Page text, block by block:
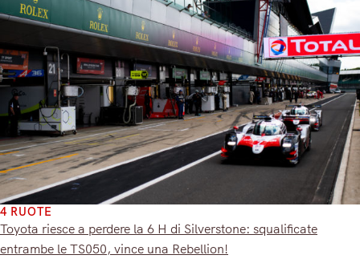
4 RUOTE
Toyota riesce a perdere la 6 H di Silverstone: squalificate
entrambe le TS050, vince una Rebellion!